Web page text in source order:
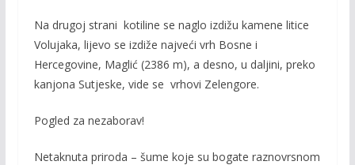
Na drugoj strani kotiline se naglo izdižu kamene litice
Volujaka, lijevo se izdiže najveći vrh Bosne i
Hercegovine, Maglić (2386 m), a desno, u daljini, preko
kanjona Sutjeske, vide se vrhovi Zelengore.
Pogled za nezaborav!
Netaknuta priroda – šume koje su bogate raznovrsnom